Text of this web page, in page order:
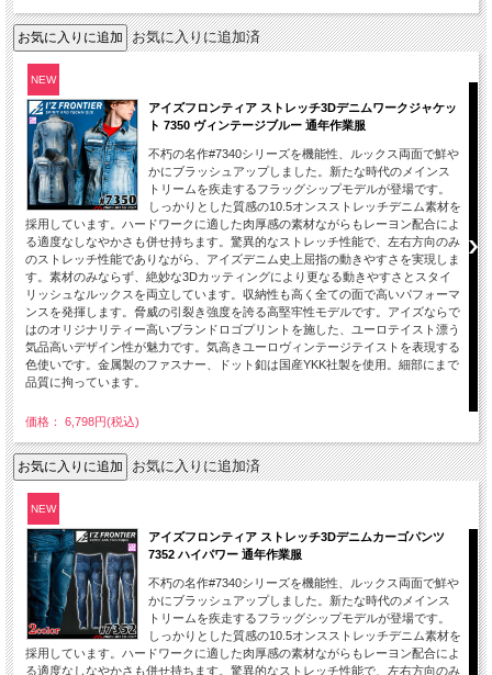
お気に入りに追加済
NEW
アイズフロンティア ストレッチ3Dデニムワークジャケッ
ト 7350 ヴィンテージブルー 通年作業服
不朽の名作#7340シリーズを機能性、ルックス両面で鮮や
かにブラッシュアップしました。新たな時代のメインス
トリームを疾走するフラッグシップモデルが登場です。
しっかりとした質感の10.5オンスストレッチデニム素材を
採用しています。ハードワークに適した肉厚感の素材ながらもレーヨン配合によ
る適度なしなやかさも併せ持ちます。驚異的なストレッチ性能で、左右方向のみ
のストレッチ性能でありながら、アイズデニム史上屈指の動きやすさを実現しま
す。素材のみならず、絶妙な3Dカッティングにより更なる動きやすさとスタイ
リッシュなルックスを両立しています。収納性も高く全ての面で高いパフォーマ
ンスを発揮します。脅威の引裂き強度を誇る高堅牢性モデルです。アイズならで
はのオリジナリティー高いブランドロゴプリントを施した、ユーロテイスト漂う
気品高いデザイン性が魅力です。気高きユーロヴィンテージテイストを表現する
色使いです。金属製のファスナー、ドット釦は国産YKK社製を使用。細部にまで
品質に拘っています。
価格： 6,798円(税込)
お気に入りに追加済
NEW
アイズフロンティア ストレッチ3Dデニムカーゴパンツ
7352 ハイパワー 通年作業服
不朽の名作#7340シリーズを機能性、ルックス両面で鮮や
かにブラッシュアップしました。新たな時代のメインス
トリームを疾走するフラッグシップモデルが登場です。
しっかりとした質感の10.5オンスストレッチデニム素材を
採用しています。ハードワークに適した肉厚感の素材ながらもレーヨン配合によ
る適度なしなやかさも併せ持ちます。驚異的なストレッチ性能で、左右方向のみ